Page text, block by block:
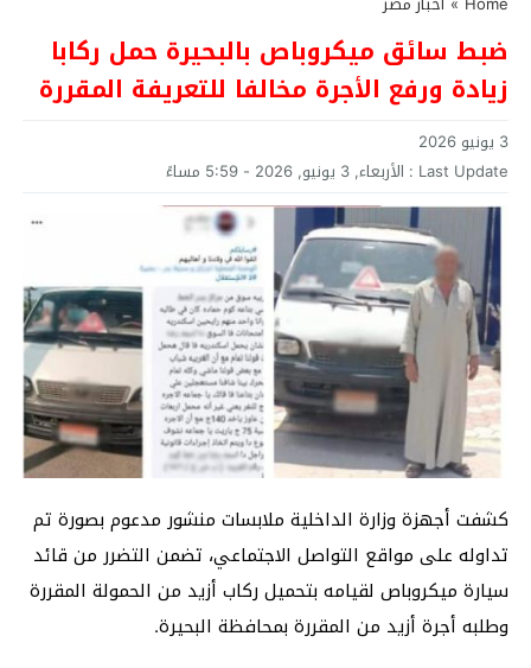
ضبط سائق ميكروباص بالبحيرة حمل ركابا
زيادة ورفع الأجرة مخالفا للتعريفة المقررة
3 يونيو 2026
Last Update : الأربعاء, 3 يونيو, 2026 - 5:59 مساءً
كشفت أجهزة وزارة الداخلية ملابسات منشور مدعوم بصورة تم
تداوله على مواقع التواصل الاجتماعي، تضمن التضرر من قائد
سيارة ميكروباص لقيامه بتحميل ركاب أزيد من الحمولة المقررة
وطلبه أجرة أزيد من المقررة بمحافظة البحيرة.